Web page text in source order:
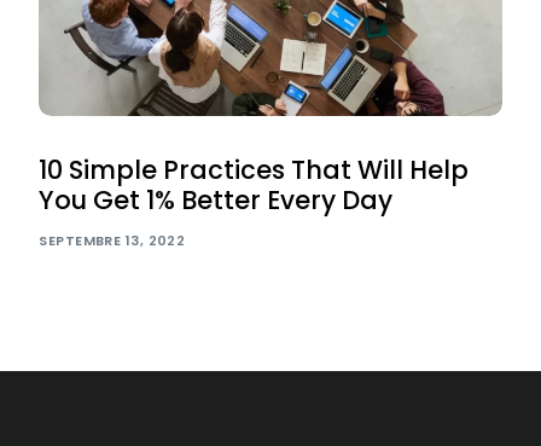
10 Simple Practices That Will Help
You Get 1% Better Every Day
SEPTEMBRE 13, 2022